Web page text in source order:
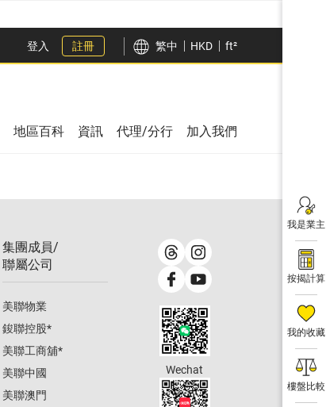
登入 註冊 繁中 HKD ft²
我是業主
按揭計算
我的收藏
樓盤比較
地區百科 資訊 代理/分行 加入我們
集團成員/
聯屬公司
美聯物業
鋑聯控股*
美聯工商舖*
美聯中國
美聯澳門
Wechat